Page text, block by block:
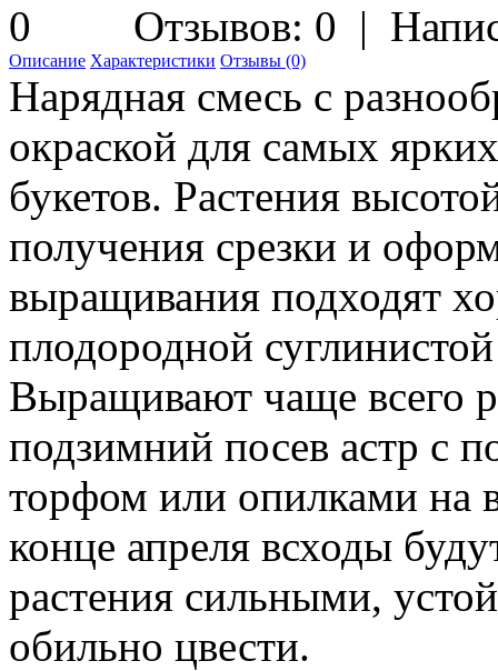
Отзывов: 0 |
Описание Характеристики Отзывы (0)
Нарядная смесь с
окраской для самых
букетов. Растения
получения срезки и
выращивания подходят
плодородной
Выращивают чаще всего
подзимний посев астр с
торфом или опилками на
конце апреля всходы
растения сильными,
обильно цвести.